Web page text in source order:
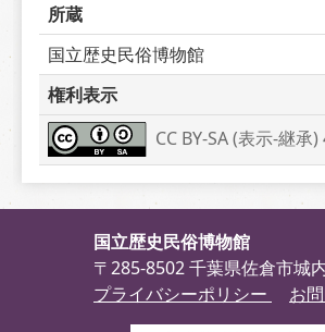
所蔵
国立歴史民俗博物館
権利表示
CC BY-SA (表示-継承)
国立歴史民俗博物館
〒285-8502 千葉県佐倉市城
プライバシーポリシー
お